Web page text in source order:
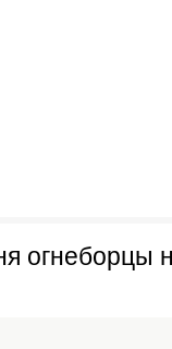
огнеборцы